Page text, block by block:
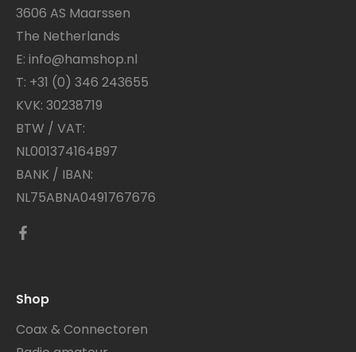
3606 AS Maarssen
The Netherlands
E: info@hamshop.nl
T: +31 (0) 346 243655
KVK: 30238719
BTW / VAT:
NL001374164B97
BANK / IBAN:
NL75ABNA0491767676
Shop
Coax & Connectoren